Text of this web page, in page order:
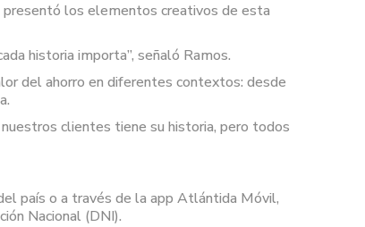
presentó los elementos creativos de esta
historia importa”, señaló Ramos.
del ahorro en diferentes contextos: desde
nuestros clientes tiene su historia, pero todos
país o a través de la app Atlántida Móvil,
Nacional (DNI).